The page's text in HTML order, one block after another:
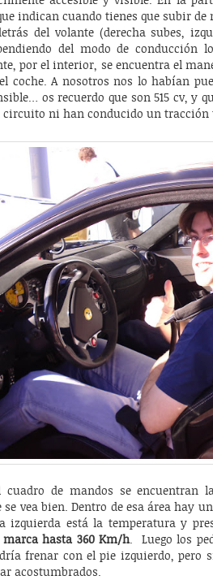
indican cuando tienes que subir
del volante (derecha subes,
del modo de conducción
por el interior, se encuentra el
coche. A nosotros nos lo habían
os recuerdo que son 515 cv, y
circuito ni han conducido un tracción
cuadro de mandos se encuentran
se vea bien. Dentro de esa área hay
izquierda está la temperatura y
marca hasta 360 Km/h. Luego los
frenar con el pie izquierdo, pero
acostumbrados.